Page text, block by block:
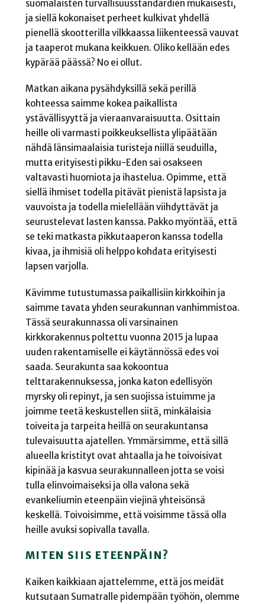
suomalaisten turvallisuusstandardien mukaisesti,
ja siellä kokonaiset perheet kulkivat yhdellä
pienellä skootterilla vilkkaassa liikenteessä vauvat
ja taaperot mukana keikkuen. Oliko kellään edes
kypärää päässä? No ei ollut.
Matkan aikana pysähdyksillä sekä perillä
kohteessa saimme kokea paikallista
ystävällisyyttä ja vieraanvaraisuutta. Osittain
heille oli varmasti poikkeuksellista ylipäätään
nähdä länsimaalaisia turisteja niillä seuduilla,
mutta erityisesti pikku-Eden sai osakseen
valtavasti huomiota ja ihastelua. Opimme, että
siellä ihmiset todella pitävät pienistä lapsista ja
vauvoista ja todella mielellään viihdyttävät ja
seurustelevat lasten kanssa. Pakko myöntää, että
se teki matkasta pikkutaaperon kanssa todella
kivaa, ja ihmisiä oli helppo kohdata erityisesti
lapsen varjolla.
Kävimme tutustumassa paikallisiin kirkkoihin ja
saimme tavata yhden seurakunnan vanhimmistoa.
Tässä seurakunnassa oli varsinainen
kirkkorakennus poltettu vuonna 2015 ja lupaa
uuden rakentamiselle ei käytännössä edes voi
saada. Seurakunta saa kokoontua
telttarakennuksessa, jonka katon edellisyön
myrsky oli repinyt, ja sen suojissa istuimme ja
joimme teetä keskustellen siitä, minkälaisia
toiveita ja tarpeita heillä on seurakuntansa
tulevaisuutta ajatellen. Ymmärsimme, että sillä
alueella kristityt ovat ahtaalla ja he toivoisivat
kipinää ja kasvua seurakunnalleen jotta se voisi
tulla elinvoimaiseksi ja olla valona sekä
evankeliumin eteenpäin viejinä yhteisönsä
keskellä. Toivoisimme, että voisimme tässä olla
heille avuksi sopivalla tavalla.
MITEN SIIS ETEENPÄIN?
Kaiken kaikkiaan ajattelemme, että jos meidät
kutsutaan Sumatralle pidempään työhön, olemme